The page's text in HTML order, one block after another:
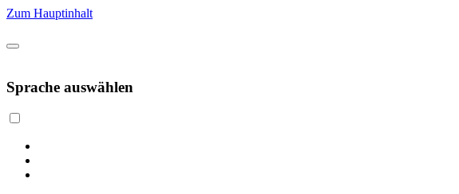
Zum Hauptinhalt
Sprache auswählen